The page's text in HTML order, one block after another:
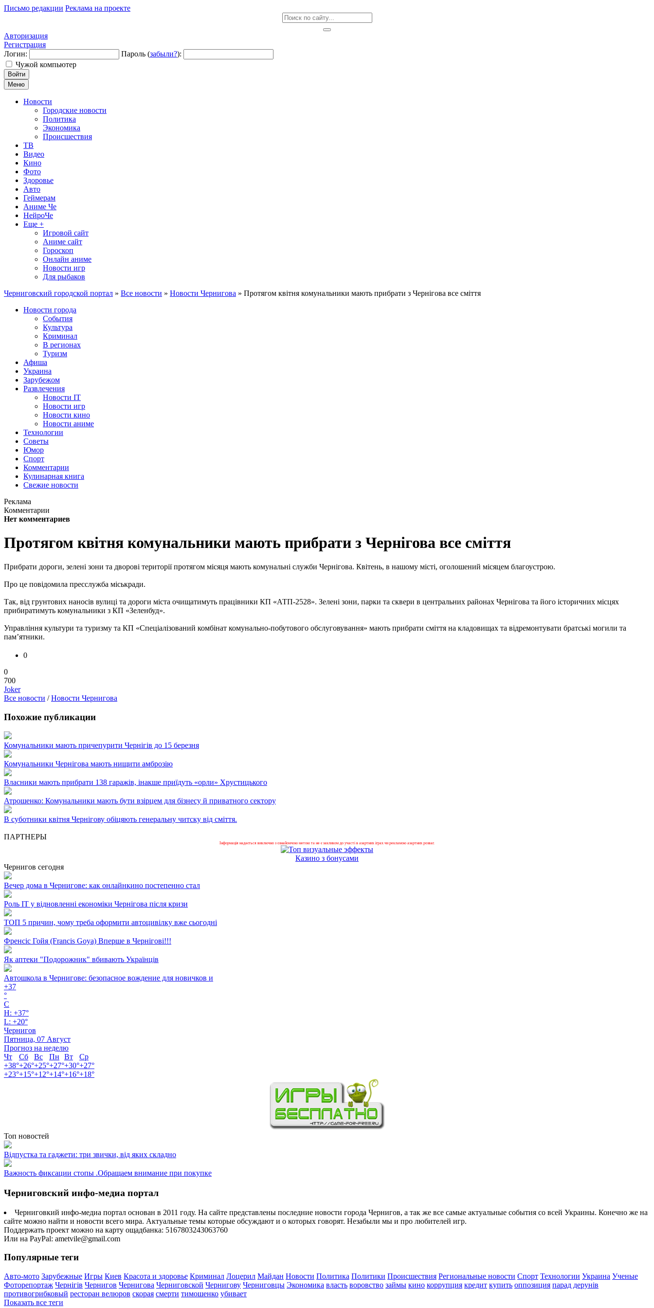
Письмо редакции Реклама на проекте
Авторизация
Регистрация
Логин:
Пароль (забыли?):
Чужой компьютер
Войти
Меню
Новости
Городские новости
Политика
Экономика
Происшествия
ТВ
Видео
Кино
Фото
Здоровье
Авто
Геймерам
Аниме Че
НейроЧе
Еще +
Игровой сайт
Аниме сайт
Гороскоп
Онлайн аниме
Новости игр
Для рыбаков
Черниговский городской портал » Все новости » Новости Чернигова » Протягом квітня комунальники мають прибрати з Чернігова все сміття
Новости города
События
Культура
Криминал
В регионах
Туризм
Афиша
Украина
Зарубежом
Развлечения
Новости IT
Новости игр
Новости кино
Новости аниме
Технологии
Советы
Юмор
Спорт
Комментарии
Кулинарная книга
Свежие новости
Реклама
Комментарии
Нет комментариев
Протягом квітня комунальники мають прибрати з Чернігова все сміття
Прибрати дороги, зелені зони та дворові території протягом місяця мають комунальні служби Чернігова. Квітень, в нашому місті, оголошений місяцем благоустрою.
Про це повідомила пресслужба міськради.
Так, від грунтових наносів вулиці та дороги міста очищатимуть працівники КП «АТП-2528». Зелені зони, парки та сквери в центральних районах Чернігова та його історичних місцях
прибиратимуть комунальники з КП «Зеленбуд».
Управління культури та туризму та КП «Спеціалізований комбінат комунально-побутового обслуговування» мають прибрати сміття на кладовищах та відремонтувати братські могили та
пам’ятники.
0
0
700
Joker
Все новости /Новости Чернигова
Похожие публикации
Комунальники мають причепурити Чернігів до 15 березня
Комунальники Чернігова мають нищити амброзію
Власники мають прибрати 138 гаражів, інакше приїдуть «орли» Хрустицького
Атрошенко: Комунальники мають бути взірцем для бізнесу й приватного сектору
В суботники квітня Чернігову обіцяють генеральну читску від сміття.
ПАРТНЕРЫ
Інформація надається виключно з ознайомчою метою та не є закликом до участі в азартних іграх чи рекламою азартних розваг.
Казино з бонусами
Чернигов сегодня
Вечер дома в Чернигове: как онлайнкино постепенно стал
Роль ІТ у відновленні економіки Чернігова після кризи
ТОП 5 причин, чому треба оформити автоцивілку вже сьогодні
Френсіс Гойя (Francis Goya) Вперше в Чернігові!!!
Як аптеки "Подорожник" вбивають Українців
Автошкола в Чернигове: безопасное вождение для новичков и
+37
°
C
H: +37°
L: +20°
Чернигов
Пятница, 07 Август
Прогноз на неделю
Чт
Сб Вс Пн Вт
Ср
+38°+26°+25°+27°+30°+27°
+23°+15°+12°+14°+16°+18°
Топ новостей
Відпустка та гаджети: три звички, від яких складно
Важность фиксации стопы .Обращаем внимание при покупке
Черниговский инфо-медиа портал
Черниговкий инфо-медиа портал основан в 2011 году. На сайте представлены последние новости города Чернигов, а так же все самые актуальные события со всей Украины. Конечно же на
сайте можно найти и новости всего мира. Актуальные темы которые обсуждают и о которых говорят. Незабыли мы и про любителей игр.
Поддержать проект можно на карту ощадбанка: 5167803243063760
Или на PayPal: ametvile@gmail.com
Популярные теги
Авто-мото Зарубежные Игры Киев Красота и здоровье Криминал Лоцерил Майдан Новости Политика Политики Происшествия Региональные новости Спорт Технологии Украина Ученые
Фоторепортаж Чернігів Чернигов Чернигова Черниговской Чернигову Черниговцы Экономика власть воровство займы кино коррупция кредит купить оппозиция парад дерунів
противогрибковый ресторан велюров скорая смерти тимошенко убивает
Показать все теги